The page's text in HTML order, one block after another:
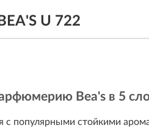
U 722
Bea's в 5
с популярными стойкими